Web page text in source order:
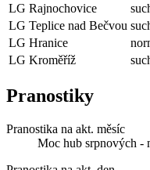
LG Rajnochovice
LG Teplice nad Bečvou
LG Hranice
LG Kroměříž
Pranostiky
Pranostika na akt. měsíc
Moc hub srpnových -